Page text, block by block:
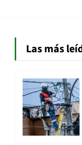
Las más